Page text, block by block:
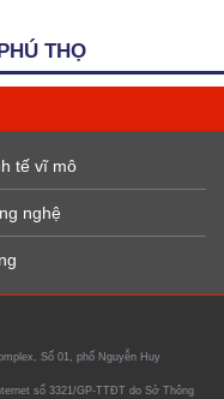
THỌ
tế vĩ mô
nghệ
Số 01, phố Nguyễn Huy
số 3321/GP-TTĐT do Sở Thông